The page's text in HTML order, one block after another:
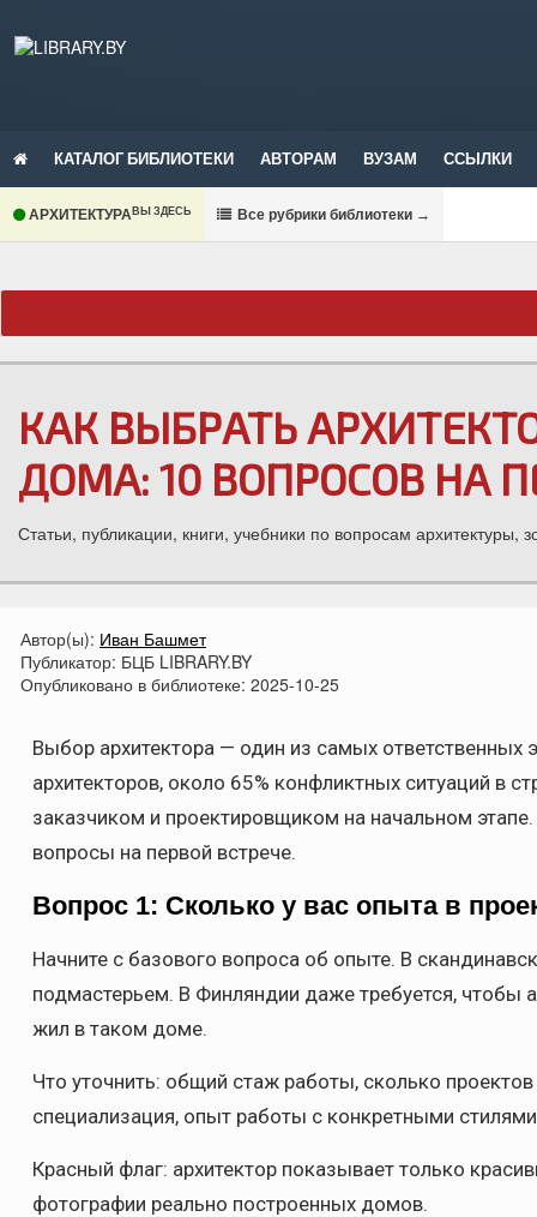
КАТАЛОГ БИБЛИОТЕКИ АВТОРАМ ВУЗАМ ССЫЛКИ
АРХИТЕКТУРАВЫ ЗДЕСЬ Все рубрики библиотеки →
КАК ВЫБРАТЬ
ДОМА: 10 ВОПРОСОВ НА
Статьи, публикации, книги, учебники по вопросам архитектуры,
Автор(ы): Иван Башмет
Публикатор: БЦБ LIBRARY.BY
Опубликовано в библиотеке: 2025-10-25
Выбор архитектора — один из самых
архитекторов, около 65% конфликтных ситуаций в
заказчиком и проектировщиком на начальном
вопросы на первой встрече.
Вопрос 1: Сколько у вас опыта в
Начните с базового вопроса об опыте. В
подмастерьем. В Финляндии даже требуется, чтобы
жил в таком доме.
Что уточнить: общий стаж работы, сколько
специализация, опыт работы с конкретными
Красный флаг: архитектор показывает только
фотографии реально построенных домов.